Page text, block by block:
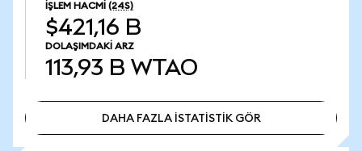
İŞLEM HACMI (24S)
$421,16 B
DOLAŞIMDAKI ARZ
113,93 B WTAO
DAHA FAZLA İSTATİSTİK GÖR